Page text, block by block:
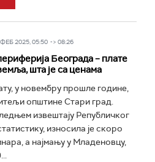
2025, 05:50 -> 08:26
Београда – плате
шта је са ценама
у новембру прошле године,
општине Стари град.
извештају Републичког
износила је скоро
а најмању у Младеновцу,